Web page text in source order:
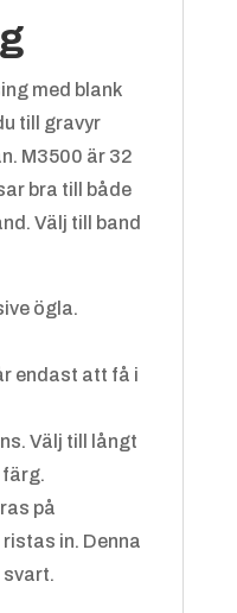
kr
med blank
till gravyr
M3500 är 32
bra till både
Välj till band
ögla.
endast att få i
Välj till långt
färg.
på
in. Denna
svart.